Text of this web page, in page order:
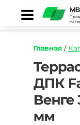
Главная /
https://
doska-
iz-
dpk-
faynag-
venge-
ДПК
Венге
мм